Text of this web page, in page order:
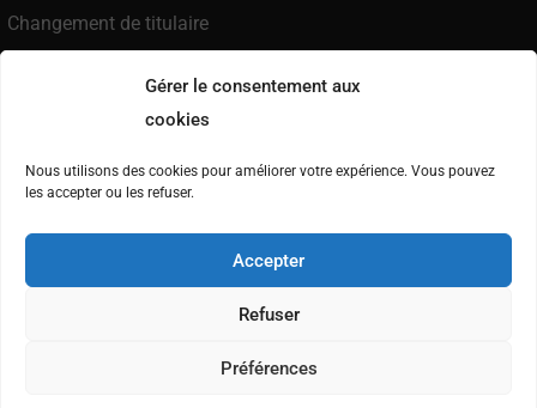
Gérer le consentement aux
cookies
Nous utilisons des cookies pour améliorer votre expérience. Vous pouvez
les accepter ou les refuser.
Accepter
Refuser
Préférences
Changement de titulaire
Enregistrement de cession
Changement de locataire
Changement de statut matrimonial
Immatriculation véhicule neuf
France Carte Grise – © Copyright 2017 – 2026 –